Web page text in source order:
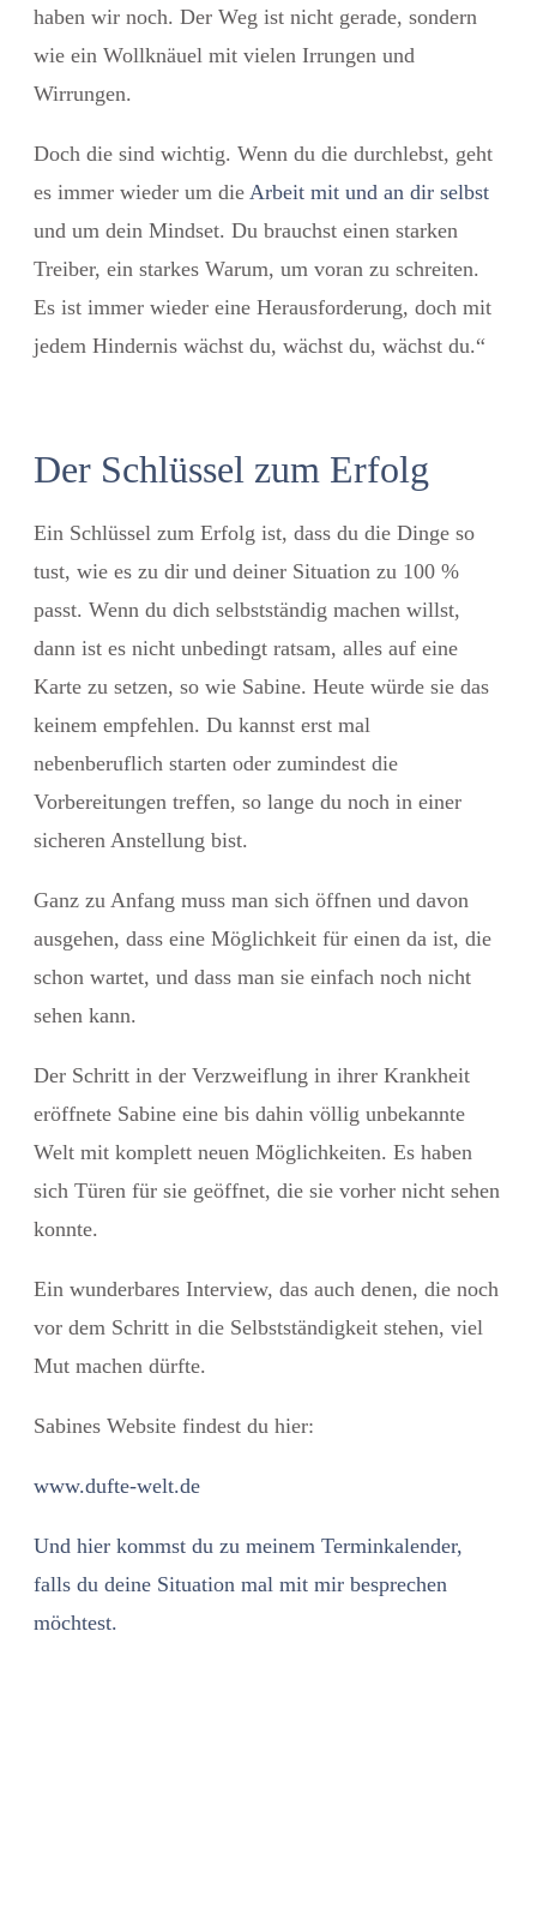
haben wir noch. Der Weg ist nicht gerade, sondern
wie ein Wollknäuel mit vielen Irrungen und
Wirrungen.
Doch die sind wichtig. Wenn du die durchlebst, geht
es immer wieder um die Arbeit mit und an dir selbst
und um dein Mindset. Du brauchst einen starken
Treiber, ein starkes Warum, um voran zu schreiten.
Es ist immer wieder eine Herausforderung, doch mit
jedem Hindernis wächst du, wächst du, wächst du.“
Der Schlüssel zum Erfolg
Ein Schlüssel zum Erfolg ist, dass du die Dinge so
tust, wie es zu dir und deiner Situation zu 100 %
passt. Wenn du dich selbstständig machen willst,
dann ist es nicht unbedingt ratsam, alles auf eine
Karte zu setzen, so wie Sabine. Heute würde sie das
keinem empfehlen. Du kannst erst mal
nebenberuflich starten oder zumindest die
Vorbereitungen treffen, so lange du noch in einer
sicheren Anstellung bist.
Ganz zu Anfang muss man sich öffnen und davon
ausgehen, dass eine Möglichkeit für einen da ist, die
schon wartet, und dass man sie einfach noch nicht
sehen kann.
Der Schritt in der Verzweiflung in ihrer Krankheit
eröffnete Sabine eine bis dahin völlig unbekannte
Welt mit komplett neuen Möglichkeiten. Es haben
sich Türen für sie geöffnet, die sie vorher nicht sehen
konnte.
Ein wunderbares Interview, das auch denen, die noch
vor dem Schritt in die Selbstständigkeit stehen, viel
Mut machen dürfte.
Sabines Website findest du hier:
www.dufte-welt.de
Und hier kommst du zu meinem Terminkalender,
falls du deine Situation mal mit mir besprechen
möchtest.